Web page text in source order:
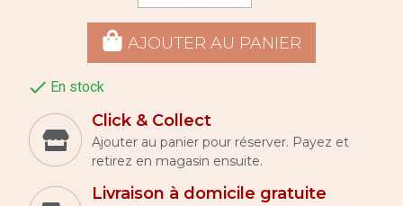
AJOUTER AU PANIER
 En stock
Click & Collect
Ajouter au panier pour réserver. Payez et
retirez en magasin ensuite.
Livraison à domicile gratuite